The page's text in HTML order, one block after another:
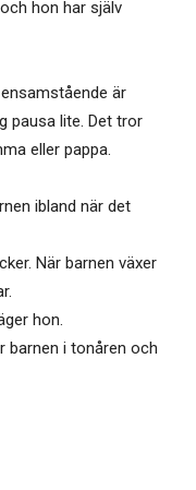
hon har själv
är
pausa lite. Det tror
eller pappa.
ibland när det
När barnen växer
hon.
barnen i tonåren och